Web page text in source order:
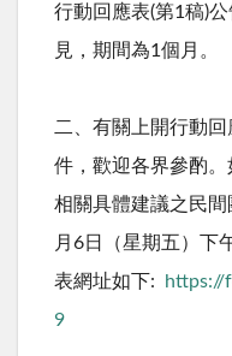
行動回應表(第1稿)公
見，期間為1個月。
二、有關上開行動回
件，歡迎各界參酌
相關具體建議之民
月6日（星期五）下
表網址如下:
https://
9